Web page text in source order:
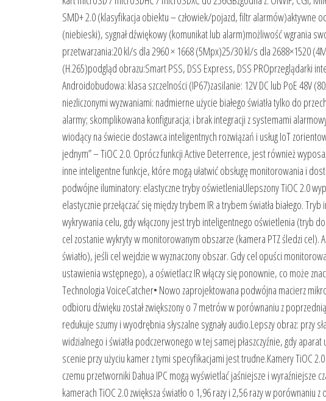
SMD+ 2.0 (klasyfikacja obiektu – człowiek/pojazd, filtr alarmów)aktywne
(niebieski), sygnał dźwiękowy (komunikat lub alarm)możliwość wgrania
przetwarzania:20 kl/s dla 2960 × 1668 (5Mpx)25/30 kl/s dla 2688×1520
(H.265)podgląd obrazu:Smart PSS, DSS Express, DSS PROprzeglądarki
Androidobudowa: klasa szczelności (IP67)zasilanie: 12V DC lub PoE 48V
niezliczonymi wyzwaniami: nadmierne użycie białego światła tylko do
alarmy; skomplikowana konfiguracja; i brak integracji z systemami
wiodący na świecie dostawca inteligentnych rozwiązań i usług IoT
jednym” – TiOC 2.0. Oprócz funkcji Active Deterrence, jest również
inne inteligentne funkcje, które mogą ułatwić obsługę monitorowania i
podwójne iluminatory: elastyczne tryby oświetleniaUlepszony TiOC 2.0
elastycznie przełączać się między trybem IR a trybem światła białego.
wykrywania celu, gdy włączony jest tryb inteligentnego oświetlenia (tryb
cel zostanie wykryty w monitorowanym obszarze (kamera PTZ śledzi
światło), jeśli cel wejdzie w wyznaczony obszar. Gdy cel opuści
ustawienia wstępnego), a oświetlacz IR włączy się ponownie, co może
Technologia VoiceCatcher• Nowo zaprojektowana podwójna macierz
odbioru dźwięku został zwiększony o 7 metrów w porównaniu z
redukuje szumy i wyodrębnia słyszalne sygnały audio.Lepszy obraz: przy
widzialnego i światła podczerwonego w tej samej płaszczyźnie, gdy
scenie przy użyciu kamer z tymi specyfikacjami jest trudne.Kamery TiOC
czemu przetworniki Dahua IPC mogą wyświetlać jaśniejsze i wyraźniejsze
kamerach TiOC 2.0 zwiększa światło o 1,96 razy i 2,56 razy w porównaniu